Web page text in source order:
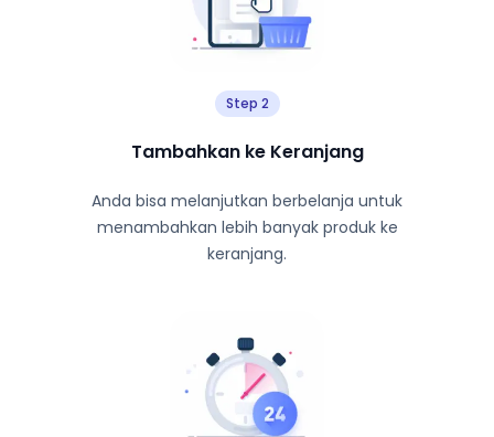
Step 2
Tambahkan ke Keranjang
Anda bisa melanjutkan berbelanja untuk
menambahkan lebih banyak produk ke
keranjang.